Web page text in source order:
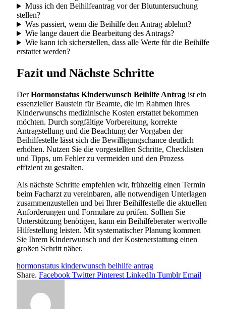
Muss ich den Beihilfeantrag vor der Blutuntersuchung
stellen?
Was passiert, wenn die Beihilfe den Antrag ablehnt?
Wie lange dauert die Bearbeitung des Antrags?
Wie kann ich sicherstellen, dass alle Werte für die Beihilfe
erstattet werden?
Fazit und Nächste Schritte
DerHormonstatus Kinderwunsch Beihilfe Antrag ist ein
essenzieller Baustein für Beamte, die im Rahmen ihres
Kinderwunschs medizinische Kosten erstattet bekommen
möchten. Durch sorgfältige Vorbereitung, korrekte
Antragstellung und die Beachtung der Vorgaben der
Beihilfestelle lässt sich die Bewilligungschance deutlich
erhöhen. Nutzen Sie die vorgestellten Schritte, Checklisten
und Tipps, um Fehler zu vermeiden und den Prozess
effizient zu gestalten.
Als nächste Schritte empfehlen wir, frühzeitig einen Termin
beim Facharzt zu vereinbaren, alle notwendigen Unterlagen
zusammenzustellen und bei Ihrer Beihilfestelle die aktuellen
Anforderungen und Formulare zu prüfen. Sollten Sie
Unterstützung benötigen, kann ein Beihilfeberater wertvolle
Hilfestellung leisten. Mit systematischer Planung kommen
Sie Ihrem Kinderwunsch und der Kostenerstattung einen
großen Schritt näher.
hormonstatus kinderwunsch beihilfe antrag
Share. Facebook Twitter Pinterest LinkedIn Tumblr Email